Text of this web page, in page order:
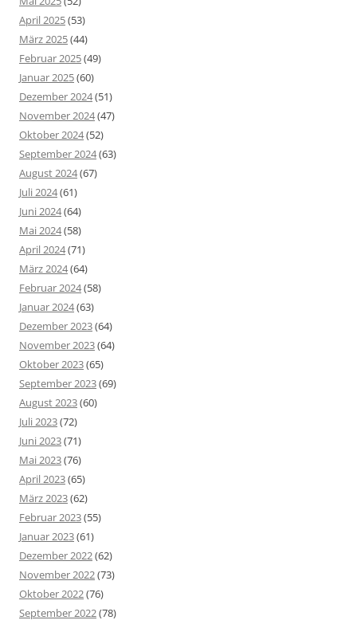
April 2025(53)
März 2025(44)
Februar 2025(49)
Januar 2025(60)
Dezember 2024(51)
November 2024(47)
Oktober 2024(52)
September 2024(63)
August 2024(67)
Juli 2024(61)
Juni 2024(64)
Mai 2024(58)
April 2024(71)
März 2024(64)
Februar 2024(58)
Januar 2024(63)
Dezember 2023(64)
November 2023(64)
Oktober 2023(65)
September 2023(69)
August 2023(60)
Juli 2023(72)
Juni 2023(71)
Mai 2023(76)
April 2023(65)
März 2023(62)
Februar 2023(55)
Januar 2023(61)
Dezember 2022(62)
November 2022(73)
Oktober 2022(76)
September 2022(78)